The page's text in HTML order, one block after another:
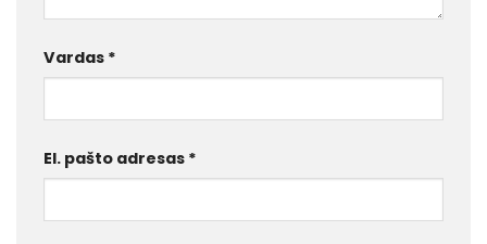
Vardas *
El. pašto adresas *